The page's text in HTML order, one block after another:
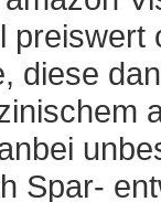
diese
Spar-